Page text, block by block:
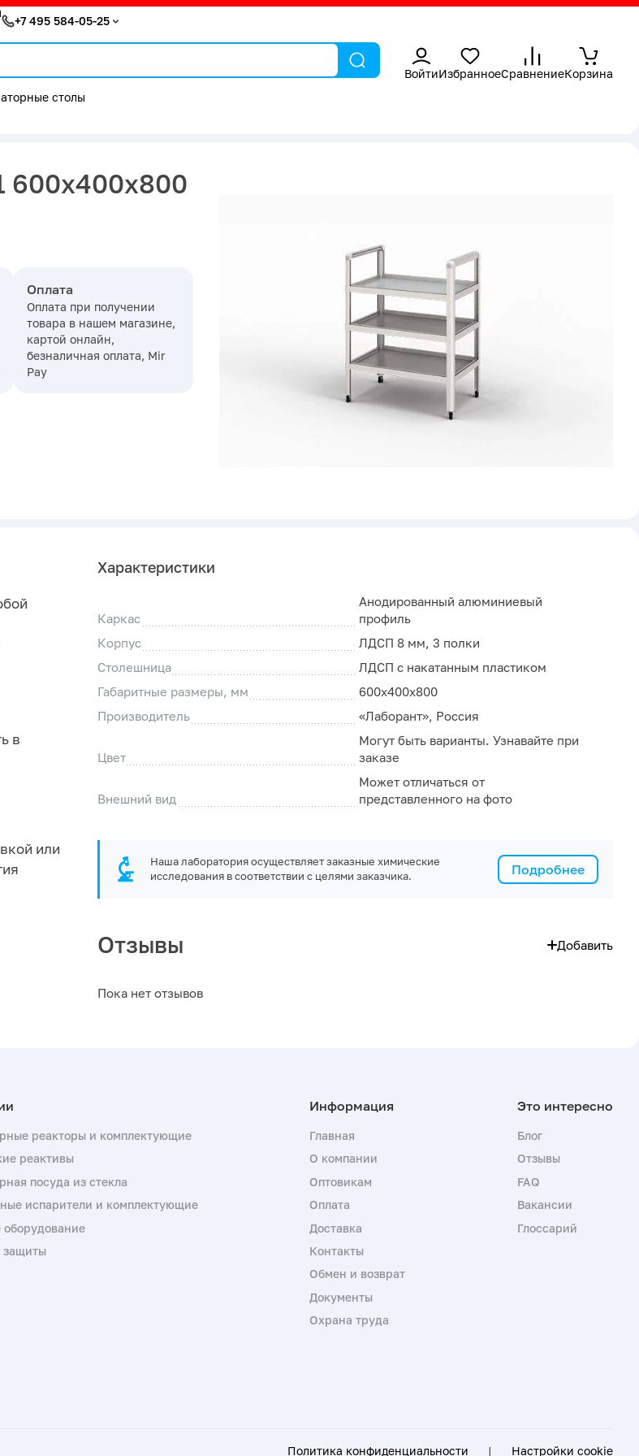
+7 495 584-05-25
ВойтиИзбранноеСравнениеКорзина
столы
600х400х800
Оплата
Оплата при получении
товара в нашем магазине,
картой онлайн,
безналичная оплата, Mir
Pay
в
или
Характеристики
Каркас
Анодированный алюминиевый
профиль
Корпус
ЛДСП 8 мм, 3 полки
Столешница
ЛДСП с накатанным пластиком
Габаритные размеры, мм
600х400х800
Производитель
«Лаборант», Россия
Цвет
Могут быть варианты. Узнавайте при
заказе
Внешний вид
Может отличаться от
представленного на фото
Подробнее
Наша лаборатория осуществляет заказные химические
исследования в соответствии с целями заказчика.
Отзывы Добавить
Пока нет отзывов
реакторы и комплектующие
реактивы
посуда из стекла
испарители и комплектующие
оборудование
защиты
Главная
О компании
Оптовикам
Оплата
Доставка
Контакты
Обмен и возврат
Документы
Охрана труда
Блог
Отзывы
FAQ
Вакансии
Глоссарий
Политика конфиденциальности | Настройки cookie